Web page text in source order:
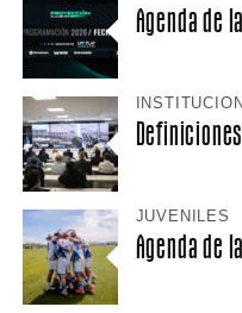
Agenda de
JUVENILES
Agenda de